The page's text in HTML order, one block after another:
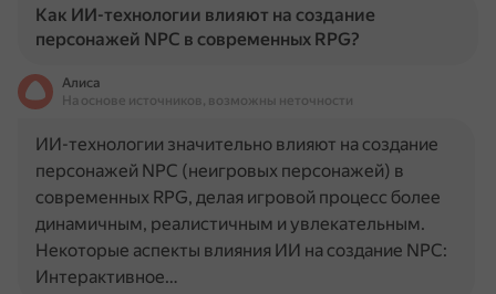
Как ИИ-технологии влияют на создание
персонажей NPC в современных RPG?
Алиса
На основе источников, возможны неточности
ИИ-технологии значительно влияют на создание
персонажей NPC (неигровых персонажей) в
современных RPG, делая игровой процесс более
динамичным, реалистичным и увлекательным.
Некоторые аспекты влияния ИИ на создание NPC:
Интерактивное…